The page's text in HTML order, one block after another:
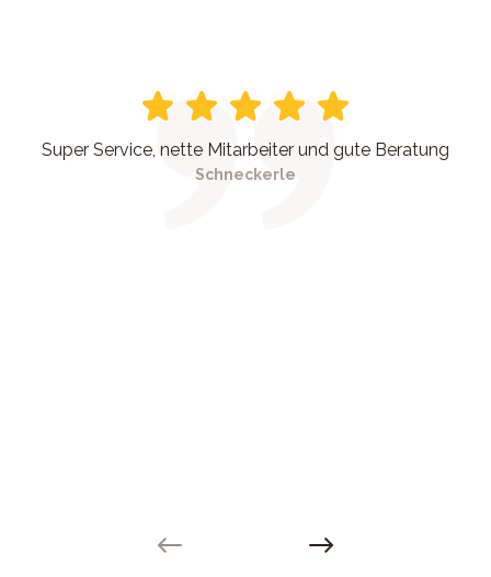
Super Service, nette Mitarbeiter und gute Beratung
Schneckerle
Next slide